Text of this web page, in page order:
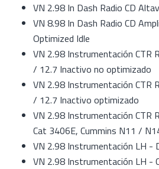
VN 2.98 In Dash Radio CD
VN 8.98 In Dash Radio CD
Optimized Idle
VN 2.98 Instrumentación CTR
/ 12.7 Inactivo no optimizado
VN 2.98 Instrumentación CTR
/ 12.7 Inactivo optimizado
VN 2.98 Instrumentación CTR
Cat 3406E, Cummins N11 /
VN 2.98 Instrumentación LH
VN 2.98 Instrumentación LH -